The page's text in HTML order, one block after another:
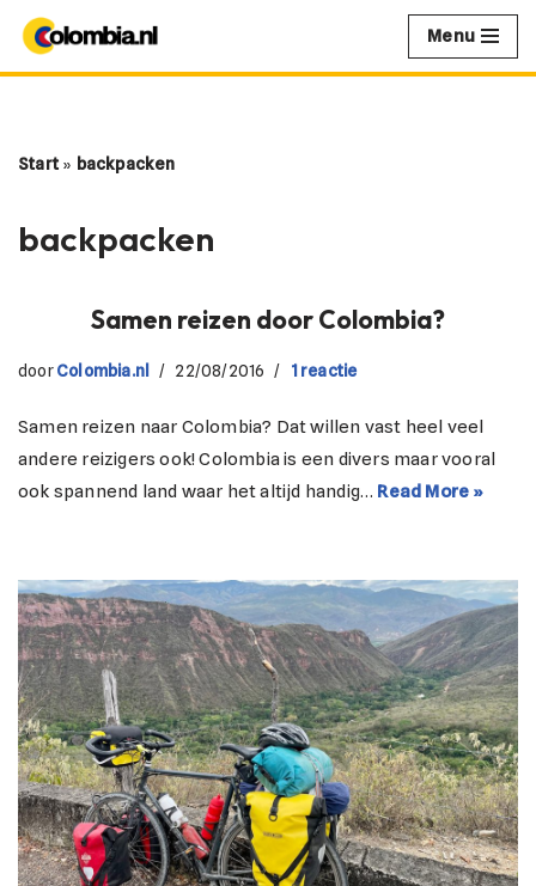
inhoud
Menu
Start » backpacken
backpacken
Samen reizen door Colombia?
doorColombia.nl 22/08/2016 1 reactie
Samen reizen naar Colombia? Dat willen vast heel veel
andere reizigers ook! Colombia is een divers maar vooral
ook spannend land waar het altijd handig… Read More »